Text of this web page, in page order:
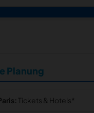
Planung
Tickets & Hotels